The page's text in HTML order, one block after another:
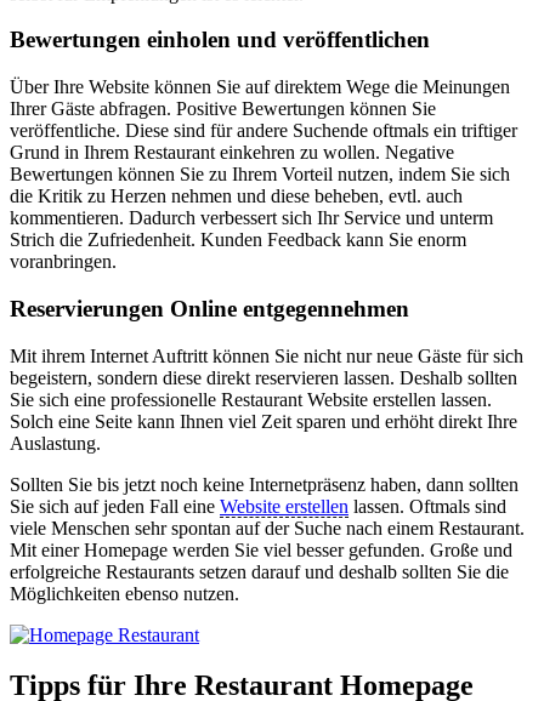
Bewertungen einholen und veröffentlichen
Über Ihre Website können Sie auf direktem Wege die Meinungen
Ihrer Gäste abfragen. Positive Bewertungen können Sie
veröffentliche. Diese sind für andere Suchende oftmals ein triftiger
Grund in Ihrem Restaurant einkehren zu wollen. Negative
Bewertungen können Sie zu Ihrem Vorteil nutzen, indem Sie sich
die Kritik zu Herzen nehmen und diese beheben, evtl. auch
kommentieren. Dadurch verbessert sich Ihr Service und unterm
Strich die Zufriedenheit. Kunden Feedback kann Sie enorm
voranbringen.
Reservierungen Online entgegennehmen
Mit ihrem Internet Auftritt können Sie nicht nur neue Gäste für sich
begeistern, sondern diese direkt reservieren lassen. Deshalb sollten
Sie sich eine professionelle Restaurant Website erstellen lassen.
Solch eine Seite kann Ihnen viel Zeit sparen und erhöht direkt Ihre
Auslastung.
Sollten Sie bis jetzt noch keine Internetpräsenz haben, dann sollten
Sie sich auf jeden Fall eine Website erstellen lassen. Oftmals sind
viele Menschen sehr spontan auf der Suche nach einem Restaurant.
Mit einer Homepage werden Sie viel besser gefunden. Große und
erfolgreiche Restaurants setzen darauf und deshalb sollten Sie die
Möglichkeiten ebenso nutzen.
Tipps für Ihre Restaurant Homepage